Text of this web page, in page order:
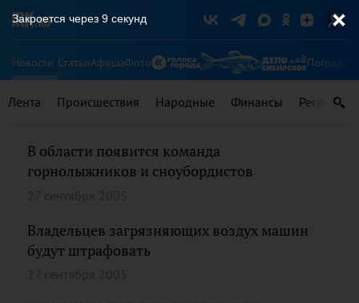
Новости СтатьиАфишаФото Погода
Лента Происшествия Народные Финансы Регионы
В области появится команда
горнолыжников и сноубордистов
Владельцев загрязняющих воздух машин
будут штрафовать
Закроется через 9 секунд